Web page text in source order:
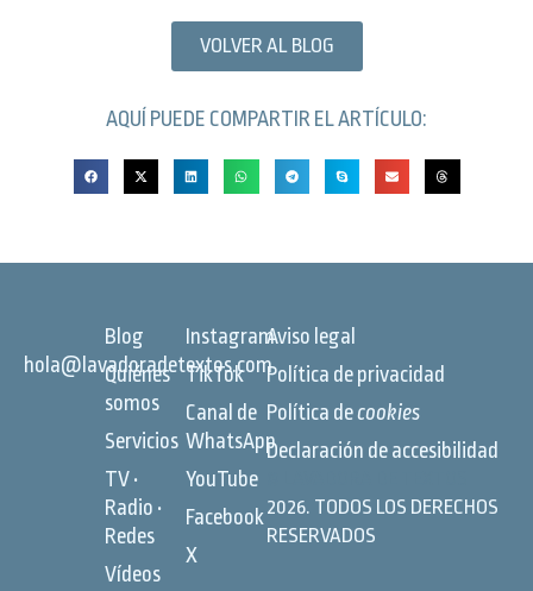
VOLVER AL BLOG
AQUÍ PUEDE COMPARTIR EL ARTÍCULO:
hola@lavadoradetextos.com
Blog
Quiénes
somos
Servicios
TV •
Radio •
Redes
Vídeos
Instagram
TikTok
Canal de
WhatsApp
YouTube
Facebook
X
Aviso legal
Política de privacidad
Política decookies
Declaración de accesibilidad
2026. TODOS LOS DERECHOS
RESERVADOS